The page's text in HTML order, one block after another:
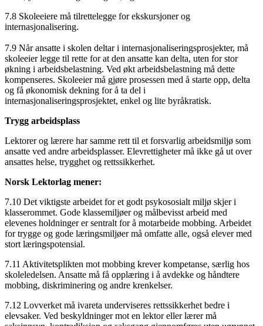
7.8 Skoleeiere må tilrettelegge for ekskursjoner og
internasjonalisering.
7.9 Når ansatte i skolen deltar i internasjonaliseringsprosjekter, må
skoleeier legge til rette for at den ansatte kan delta, uten for stor
økning i arbeidsbelastning. Ved økt arbeidsbelastning må dette
kompenseres. Skoleeier må gjøre prosessen med å starte opp, delta
og få økonomisk dekning for å ta del i
internasjonaliseringsprosjektet, enkel og lite byråkratisk.
Trygg arbeidsplass
Lektorer og lærere har samme rett til et forsvarlig arbeidsmiljø som
ansatte ved andre arbeidsplasser. Elevrettigheter må ikke gå ut over
ansattes helse, trygghet og rettssikkerhet.
Norsk Lektorlag mener:
7.10 Det viktigste arbeidet for et godt psykososialt miljø skjer i
klasserommet. Gode klassemiljøer og målbevisst arbeid med
elevenes holdninger er sentralt for å motarbeide mobbing. Arbeidet
for trygge og gode læringsmiljøer må omfatte alle, også elever med
stort læringspotensial.
7.11 Aktivitetsplikten mot mobbing krever kompetanse, særlig hos
skoleledelsen. Ansatte må få opplæring i å avdekke og håndtere
mobbing, diskriminering og andre krenkelser.
7.12 Lovverket må ivareta underviseres rettssikkerhet bedre i
elevsaker. Ved beskyldninger mot en lektor eller lærer må